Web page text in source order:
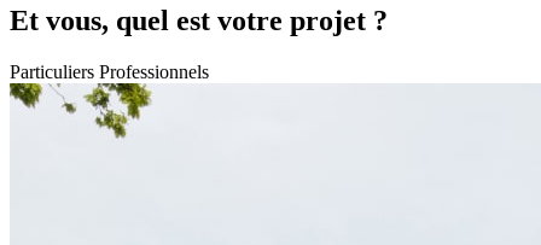
Et vous, quel est votre projet ?
Particuliers Professionnels